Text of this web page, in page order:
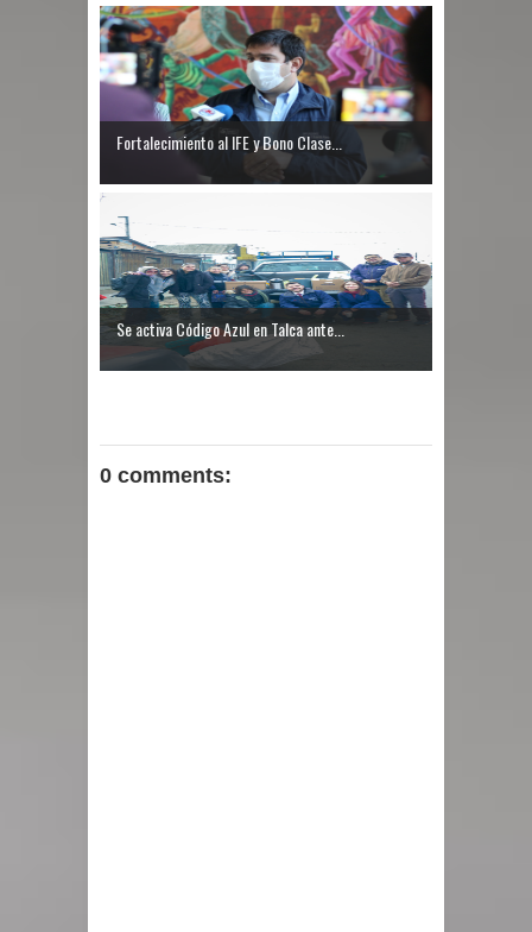
Fortalecimiento al IFE y Bono Clase...
Se activa Código Azul en Talca ante...
0 comments: